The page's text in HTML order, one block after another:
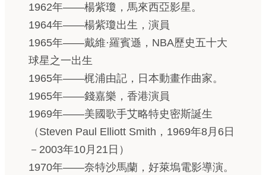
1962年——楊紫瓊，馬來西亞影星。
1964年——楊紫瓊出生，演員
1965年——戴維·羅賓遜，NBA歷史五十大
球星之一出生
1965年——梶浦由記，日本動畫作曲家。
1965年——錢嘉樂，香港演員
1969年——美國歌手艾略特史密斯誕生
（Steven Paul Elliott Smith，1969年8月6日
－2003年10月21日）
1970年——奈特沙馬蘭，好萊塢電影導演。